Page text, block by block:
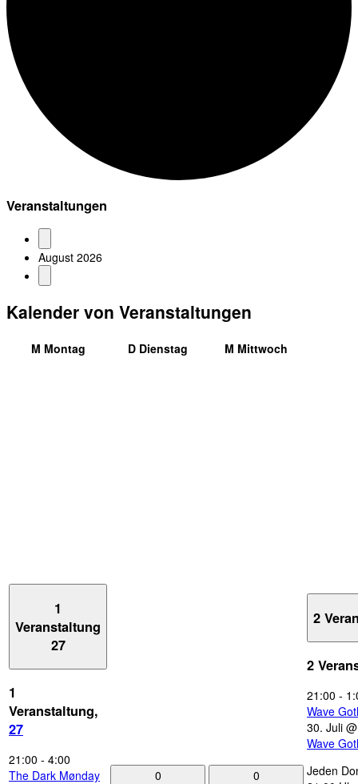
Veranstaltungen
August 2026
Kalender von Veranstaltungen
M Montag D Dienstag M Mittwoch
1
Veranstaltung
27
1
Veranstaltung,
27
21:00 - 4:00
The Dark Mønday
0
0
2
2
21:00 -
Wave
30. Juli
Wave
Jeden